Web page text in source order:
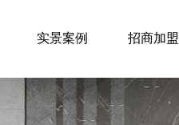
实景案例 招商加盟